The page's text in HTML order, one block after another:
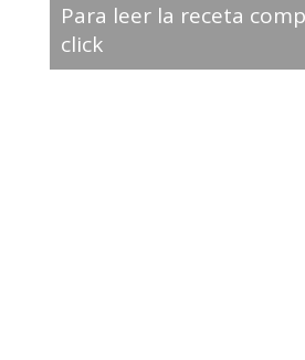
Para leer la receta
click